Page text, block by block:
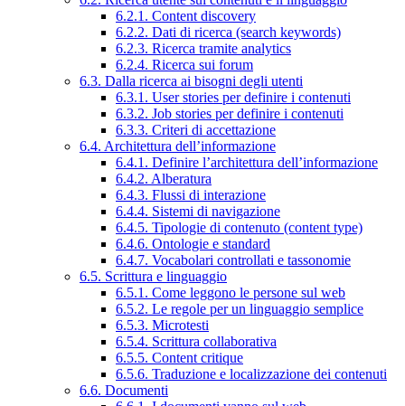
6.2.1. Content discovery
6.2.2. Dati di ricerca (search keywords)
6.2.3. Ricerca tramite analytics
6.2.4. Ricerca sui forum
6.3. Dalla ricerca ai bisogni degli utenti
6.3.1. User stories per definire i contenuti
6.3.2. Job stories per definire i contenuti
6.3.3. Criteri di accettazione
6.4. Architettura dell’informazione
6.4.1. Definire l’architettura dell’informazione
6.4.2. Alberatura
6.4.3. Flussi di interazione
6.4.4. Sistemi di navigazione
6.4.5. Tipologie di contenuto (content type)
6.4.6. Ontologie e standard
6.4.7. Vocabolari controllati e tassonomie
6.5. Scrittura e linguaggio
6.5.1. Come leggono le persone sul web
6.5.2. Le regole per un linguaggio semplice
6.5.3. Microtesti
6.5.4. Scrittura collaborativa
6.5.5. Content critique
6.5.6. Traduzione e localizzazione dei contenuti
6.6. Documenti